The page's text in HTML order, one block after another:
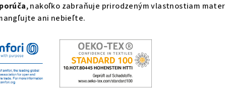
, nakoľko zabraňuje prirodzeným vlastnostiam
ani nebieľte.